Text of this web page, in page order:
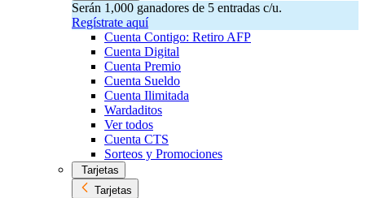
Serán 1,000 ganadores de 5 entradas c/u.
Regístrate aquí
Cuenta Contigo: Retiro AFP
Cuenta Digital
Cuenta Premio
Cuenta Sueldo
Cuenta Ilimitada
Wardaditos
Ver todos
Cuenta CTS
Sorteos y Promociones
Tarjetas
Tarjetas